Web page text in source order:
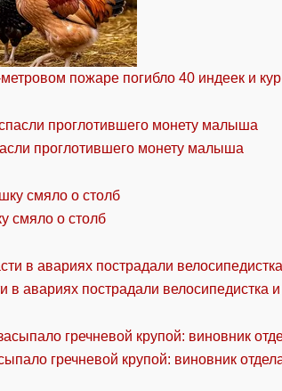
пожаре погибло 40 индеек и кур
проглотившего монету малыша
смяло о столб
в авариях пострадали велосипедистка
гречневой крупой: виновник